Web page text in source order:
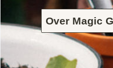
Over Magic